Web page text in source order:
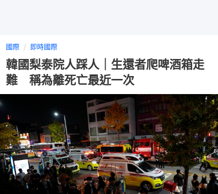
國際 即時國際
韓國梨泰院人踩人｜生還者爬啤酒箱走
難 稱為離死亡最近一次